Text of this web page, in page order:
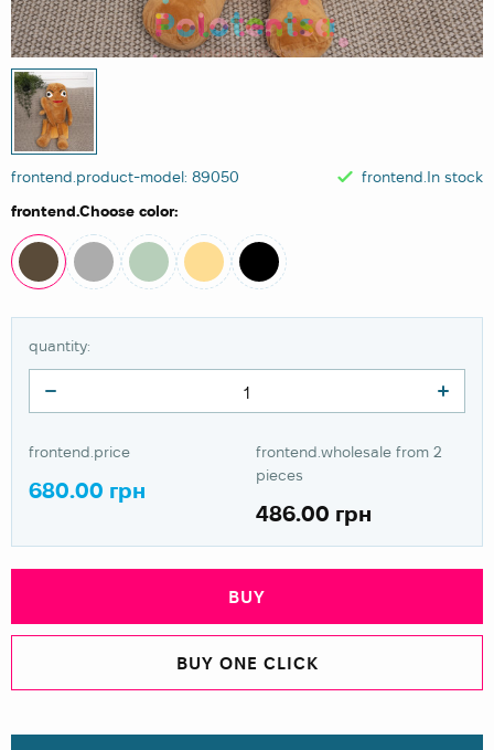
frontend.product-model: 89050
frontend.In stock
frontend.Choose color:
quantity:
frontend.price
680.00 грн
frontend.wholesale from 2
pieces
486.00 грн
BUY
BUY ONE CLICK